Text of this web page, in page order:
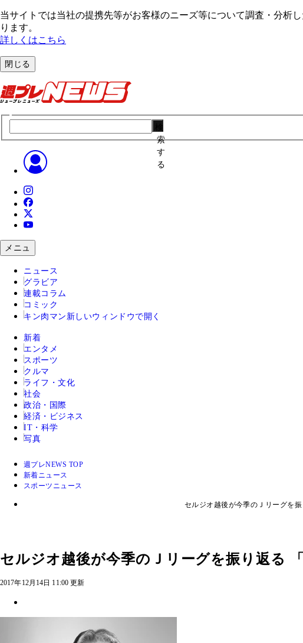
当サイトでは当社の提携先等がお客様のニーズ等について調査・分析
ります。
詳しくはこちら
閉じる
索
す
る
メニュ
ニュース
グラビア
連載コラム
コミック
キン肉マン 新しいウィンドウで開く
新着
エンタメ
スポーツ
クルマ
ライフ・文化
社会
政治・国際
経済・ビジネス
IT・科学
写真
週プレNEWS TOP
新着ニュース
スポーツニュース
セルジオ越後が今季のＪリーグを
セルジオ越後が今季のＪリーグを振り返る
2017年12月14日 11:00 更新